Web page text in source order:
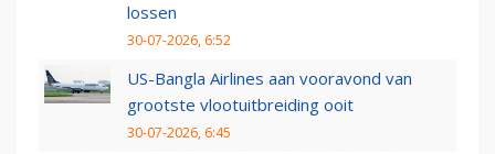
lossen
30-07-2026, 6:52
US-Bangla Airlines aan vooravond van
grootste vlootuitbreiding ooit
30-07-2026, 6:45